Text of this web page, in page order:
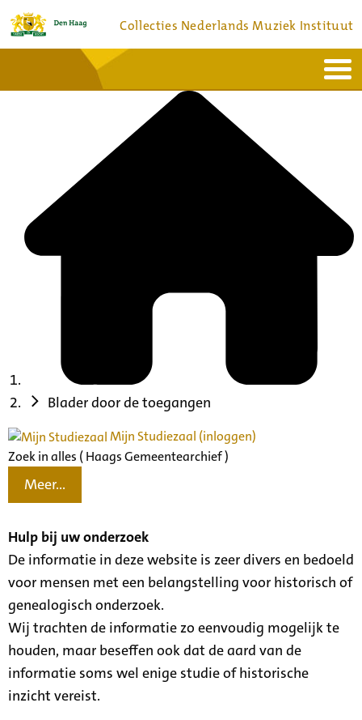
Collecties Nederlands Muziek Instituut
Bronnen en collecties
Blader door de toegangen
Mijn Studiezaal (inloggen)
Zoek in alles ( Haags Gemeentearchief )
Meer...
Hulp bij uw onderzoek
De informatie in deze website is zeer divers en bedoeld
voor mensen met een belangstelling voor historisch of
genealogisch onderzoek.
Wij trachten de informatie zo eenvoudig mogelijk te
houden, maar beseffen ook dat de aard van de
informatie soms wel enige studie of historische
inzicht vereist.